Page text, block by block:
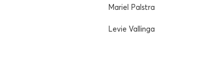
Mariel Palstra
Levie Vallinga